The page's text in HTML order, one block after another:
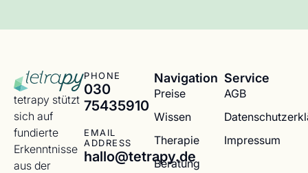
tetrapy stützt
sich auf
fundierte
Erkenntnisse
aus der
PHONE
030
75435910
EMAIL
ADDRESS
hallo@tetrapy.de
Navigation
Preise
Wissen
Therapie
Beratung
Service
AGB
Impressum